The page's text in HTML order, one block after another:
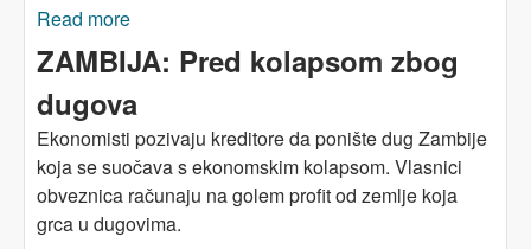
Read more
goriva - na klimatskom samitu
ZAMBIJA: Pred kolapsom zbog
dugova
Ekonomisti pozivaju kreditore da ponište dug Zambije
koja se suočava s ekonomskim kolapsom. Vlasnici
obveznica računaju na golem profit od zemlje koja
grca u dugovima.